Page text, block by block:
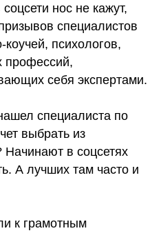
нос не кажут,
специалистов
психологов,
профессий,
себя экспертами.
специалиста по
выбрать из
Начинают в соцсетях
А лучших там часто и
к грамотным